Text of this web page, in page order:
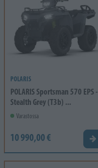
POLARIS
POLARIS Sportsman 570 EPS -
Stealth Grey (T3b) ...
Varastossa
10 990,00 €